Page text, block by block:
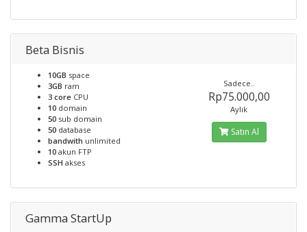
Beta Bisnis
10GB space
3GB ram
3 core CPU
10 domain
50 sub domain
50 database
bandwith unlimited
10 akun FTP
SSH akses
Sadece..
Rp75.000,00
Aylık
Satın Al
Gamma StartUp